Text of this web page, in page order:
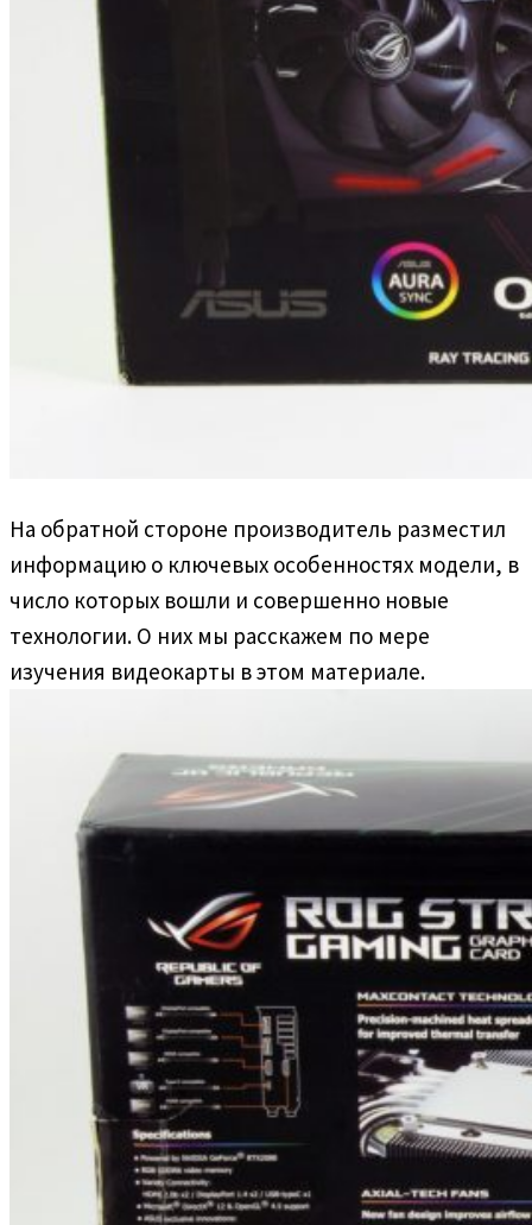
На обратной стороне производитель разместил
информацию о ключевых особенностях модели, в
число которых вошли и совершенно новые
технологии. О них мы расскажем по мере
изучения видеокарты в этом материале.